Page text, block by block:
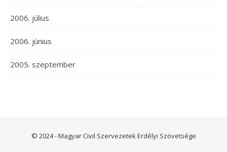
2006. július
2006. június
2005. szeptember
© 2024 - Magyar Civil Szervezetek Erdélyi Szövetsége